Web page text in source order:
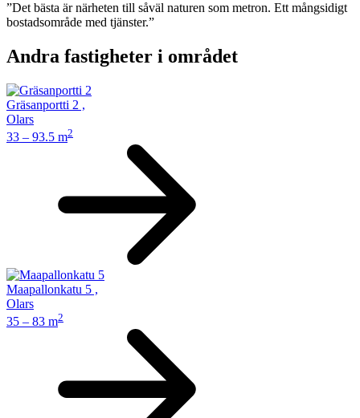
”Det bästa är närheten till såväl naturen som metron. Ett mångsidigt
bostadsområde med tjänster.”
Andra fastigheter i området
Gräsanportti 2 ,
Olars
33 – 93.5 m2
Maapallonkatu 5 ,
Olars
35 – 83 m2